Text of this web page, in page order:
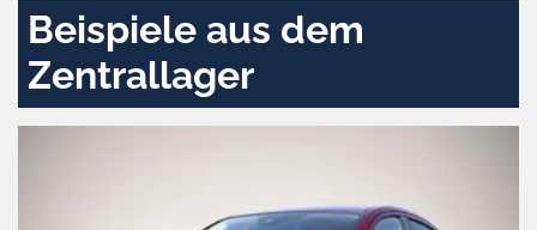
Beispiele aus dem
Zentrallager